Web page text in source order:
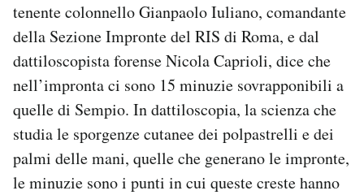
tenente colonnello Gianpaolo Iuliano, comandante
della Sezione Impronte del RIS di Roma, e dal
dattiloscopista forense Nicola Caprioli, dice che
nell’impronta ci sono 15 minuzie sovrapponibili a
quelle di Sempio. In dattiloscopia, la scienza che
studia le sporgenze cutanee dei polpastrelli e dei
palmi delle mani, quelle che generano le impronte,
le minuzie sono i punti in cui queste creste hanno